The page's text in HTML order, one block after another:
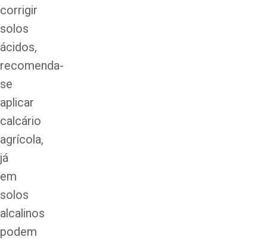
corrigir
solos
ácidos,
recomenda-
se
aplicar
calcário
agrícola,
já
em
solos
alcalinos
podem